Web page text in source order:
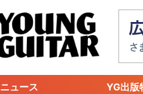
ニュース YG出版